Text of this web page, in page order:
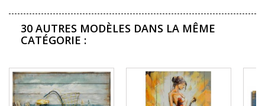
30 AUTRES MODÈLES DANS LA MÊME
CATÉGORIE :